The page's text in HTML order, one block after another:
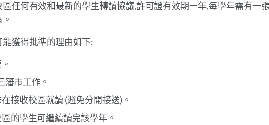
任何有效和最新的學生轉讀協議,許可證有效期一年,每學年需有一
獲得批準的理由如下:
藩市工作。
接收校區就讀 (避免分開接送)。
的學生可繼續讀完該學年。